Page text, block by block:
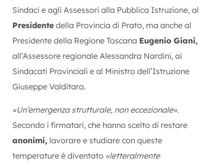
Sindaci e agli Assessori alla Pubblica Istruzione, al
Presidente della Provincia di Prato, ma anche al
Presidente della Regione Toscana Eugenio Giani,
all’Assessore regionale Alessandra Nardini, ai
Sindacati Provinciali e al Ministro dell’Istruzione
Giuseppe Valditara.
«Un’emergenza strutturale, non eccezionale».
Secondo i firmatari, che hanno scelto di restare
anonimi, lavorare e studiare con queste
temperature è diventato «letteralmente